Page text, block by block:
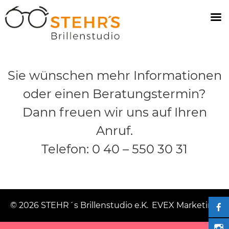
Sie wünschen mehr Informationen
oder einen Beratungstermin?
Dann freuen wir uns auf Ihren
Anruf.
Telefon: 0 40 – 550 30 31
© 2026 STEHR´s Brillenstudio e.K. EVEX Marketing